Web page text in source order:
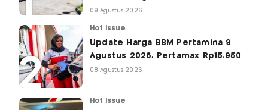
09 Agustus 2026
Hot Issue
Update Harga BBM Pertamina 9
Agustus 2026, Pertamax Rp15.950
08 Agustus 2026
Hot Issue